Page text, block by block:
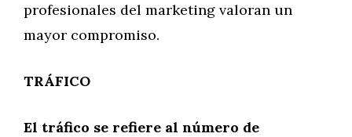
profesionales del marketing valoran un
mayor compromiso.
TRÁFICO
El tráfico se refiere al número de